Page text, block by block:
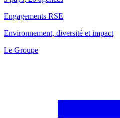
Engagements RSE
Environnement, diversité et impact
Le Groupe